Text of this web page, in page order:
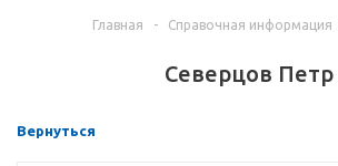
Главная - Справочная информация
Северцов Петр
Вернуться